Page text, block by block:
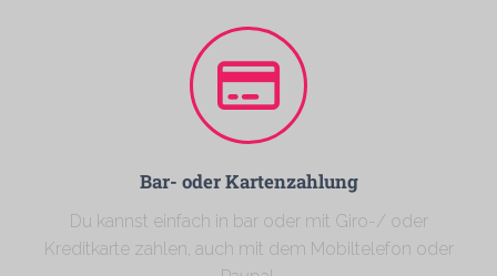
Bar- oder Kartenzahlung
Du kannst einfach in bar oder mit Giro-/ oder
Kreditkarte zahlen, auch mit dem Mobiltelefon oder